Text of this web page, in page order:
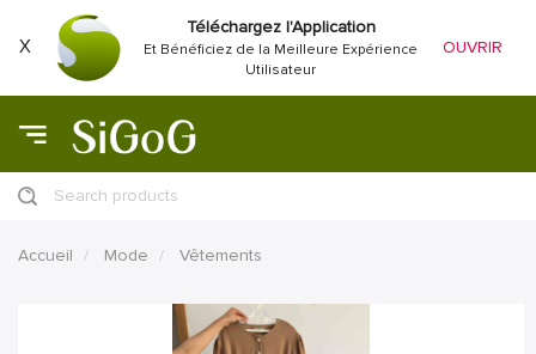
X
Téléchargez l'Application
Et Bénéficiez de la Meilleure Expérience
Utilisateur
OUVRIR
Search products
Accueil Mode Vêtements